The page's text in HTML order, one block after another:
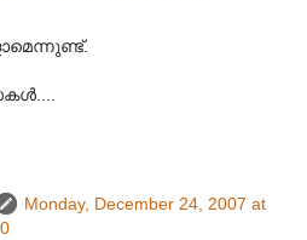
Monday, December 24, 2007 at